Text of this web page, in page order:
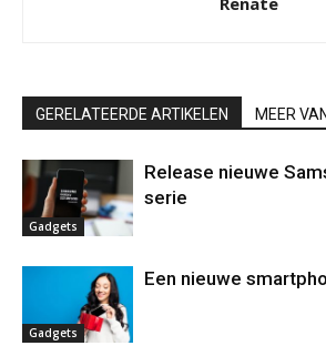
GERELATEERDE ARTIKELEN MEER
Gadgets
Release nieuwe
serie
Gadgets
Een nieuwe